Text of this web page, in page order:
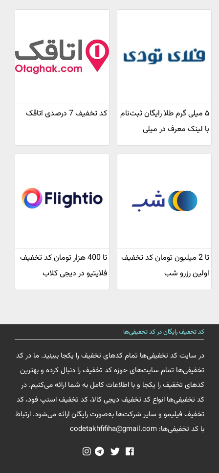
۵ میلی گرم طلا رایگان ثبت‌نام
با لینک معرف در میلی
کد تخفیف 7 درصدی اتاقک
‌تا 2 میلیون تومان کد تخفیف
اولین رزرو شب
تا 400 هزار تومان کد تخفیف
فلایتیو در دیجی کلاب
کد تخفیف رایگان در کد تخفیفی‌ها
در سایت کد تخفیفی‌ها تمام کدهای تخفیف را یکجا ببینید. ما در کد
تخفیفی‌ها تمام سایت‌های حوزه کد تخفیف را دنبال کرده و بهترین
کدهای تخفیف را یکجا و با اطلاعات کامل به شما ارائه می‌کنیم. در
کد تخفیفی‌ها انواع کد تخفیف دیجی کالا، کد تخفیف اسنپ فود، کد
تخفیف فیلیمو و سایر شرکت‌ها به‌صورت رایگان ارائه می‌شود. ارتباط
با کد تخفیفی‌ها: codetakhfifiha@gmail.com